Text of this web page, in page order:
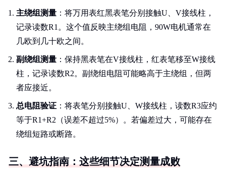
主绕组测量 ：将万用表红黑表笔分别接触U、V接线柱，
记录读数R1。这个值反映主绕组电阻，90W电机通常在
几欧到几十欧之间。
副绕组测量 ：保持黑表笔在V接线柱，红表笔移至W接线
柱，记录读数R2。副绕组电阻可能略高于主绕组，但两
者应接近。
总电阻验证 ：将表笔分别接触U、W接线柱，读数R3应约
等于R1+R2（误差不超过5%）。若偏差过大，可能存在
绕组短路或断路。
三、避坑指南：这些细节决定测量成败